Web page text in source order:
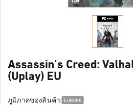
Assassin’s Creed:
(Uplay) EU
ภูมิภาคของสินค้า: EUROPE